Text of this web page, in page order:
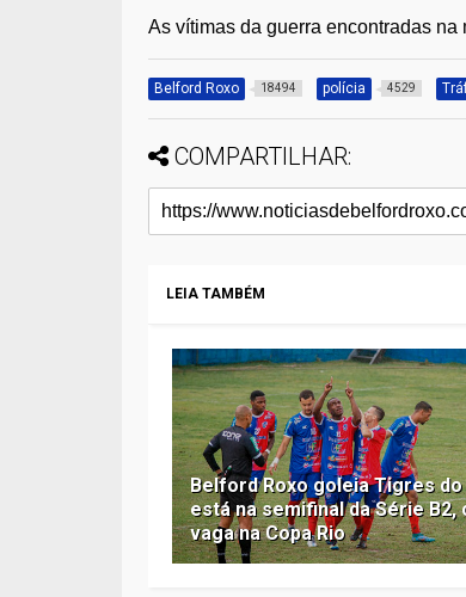
As vítimas da guerra encontradas
Belford Roxo 18494 polícia 4529
COMPARTILHAR:
LEIA TAMBÉM
Belford Roxo goleia Tigres
está na semifinal da Série B2,
vaga na Copa Rio